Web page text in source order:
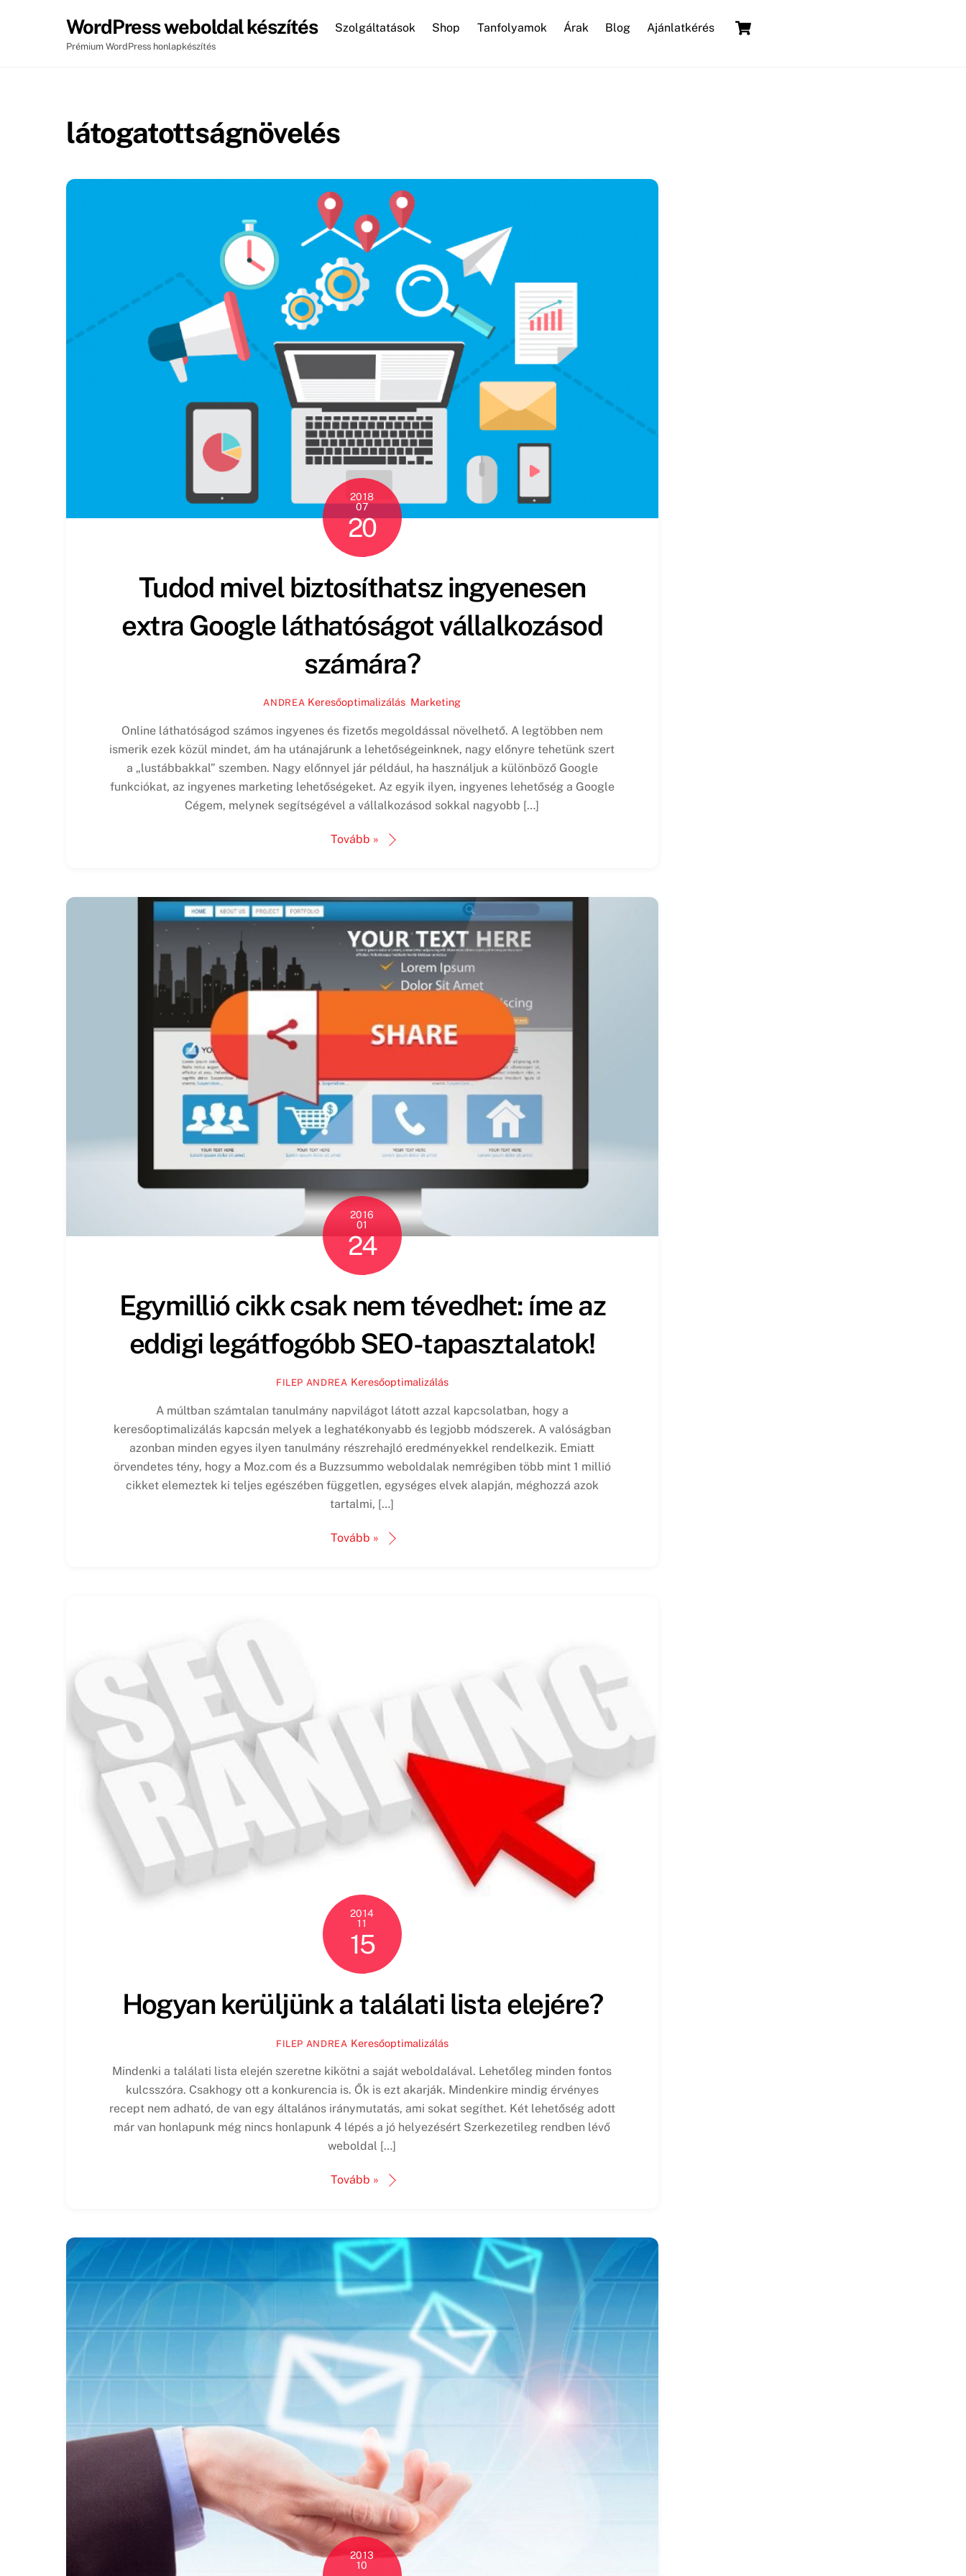
WordPress weboldal készítés
Prémium WordPress honlapkészítés
Szolgáltatások Shop Tanfolyamok Árak Blog Ajánlatkérés
látogatottságnövelés
2018
07
20
Tudod mivel biztosíthatsz ingyenesen
extra Google láthatóságot vállalkozásod
számára?
ANDREA Keresőoptimalizálás Marketing
Online láthatóságod számos ingyenes és fizetős megoldással növelhető. A legtöbben nem
ismerik ezek közül mindet, ám ha utánajárunk a lehetőségeinknek, nagy előnyre tehetünk szert
a „lustábbakkal” szemben. Nagy előnnyel jár például, ha használjuk a különböző Google
funkciókat, az ingyenes marketing lehetőségeket. Az egyik ilyen, ingyenes lehetőség a Google
Cégem, melynek segítségével a vállalkozásod sokkal nagyobb […]
Tovább »
2016
01
24
Egymillió cikk csak nem tévedhet: íme az
eddigi legátfogóbb SEO-tapasztalatok!
FILEP ANDREA Keresőoptimalizálás
A múltban számtalan tanulmány napvilágot látott azzal kapcsolatban, hogy a
keresőoptimalizálás kapcsán melyek a leghatékonyabb és legjobb módszerek. A valóságban
azonban minden egyes ilyen tanulmány részrehajló eredményekkel rendelkezik. Emiatt
örvendetes tény, hogy a Moz.com és a Buzzsummo weboldalak nemrégiben több mint 1 millió
cikket elemeztek ki teljes egészében független, egységes elvek alapján, méghozzá azok
tartalmi, […]
Tovább »
2014
11
15
Hogyan kerüljünk a találati lista elejére?
FILEP ANDREA Keresőoptimalizálás
Mindenki a találati lista elején szeretne kikötni a saját weboldalával. Lehetőleg minden fontos
kulcsszóra. Csakhogy ott a konkurencia is. Ők is ezt akarják. Mindenkire mindig érvényes
recept nem adható, de van egy általános iránymutatás, ami sokat segíthet. Két lehetőség adott
már van honlapunk még nincs honlapunk 4 lépés a jó helyezésért Szerkezetileg rendben lévő
weboldal […]
Tovább »
2013
10